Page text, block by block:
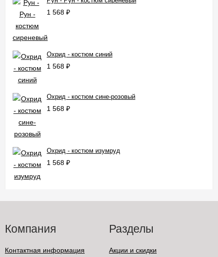
1 568 ₽
Охрид - костюм синий
1 568 ₽
Охрид - костюм сине-розовый
1 568 ₽
Охрид - костюм изумруд
1 568 ₽
Компания
Контактная информация
Разделы
Акции и скидки